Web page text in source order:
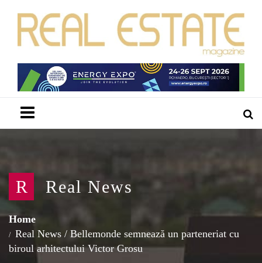
R Real News
Home
Real News / Bellemonde semnează un parteneriat cu
biroul arhitectului Victor Grosu